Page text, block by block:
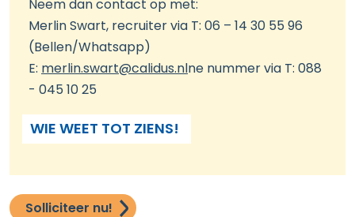
Neem dan contact op met:
Merlin Swart, recruiter via T: 06 – 14 30 55 96
(Bellen/Whatsapp)
E: merlin.swart@calidus.nl ne nummer via T: 088
- 045 10 25
WIE WEET TOT ZIENS!
Solliciteer nu!